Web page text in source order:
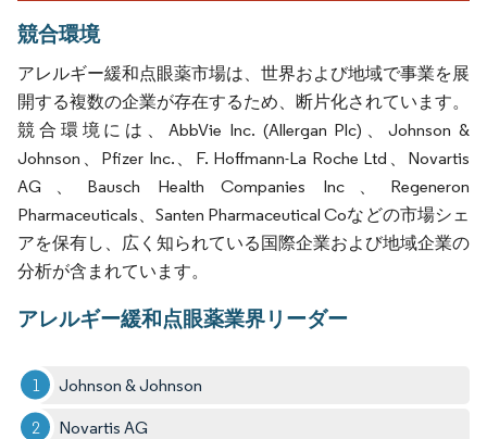
競合環境
アレルギー緩和点眼薬市場は、世界および地域で事業を展
開する複数の企業が存在するため、断片化されています。
競合環境には、AbbVie Inc. (Allergan Plc)、Johnson &
Johnson、Pfizer Inc.、F. Hoffmann-La Roche Ltd、Novartis
AG、Bausch Health Companies Inc、Regeneron
Pharmaceuticals、Santen Pharmaceutical Coなどの市場シェ
アを保有し、広く知られている国際企業および地域企業の
分析が含まれています。
アレルギー緩和点眼薬業界リーダー
Johnson & Johnson
Novartis AG